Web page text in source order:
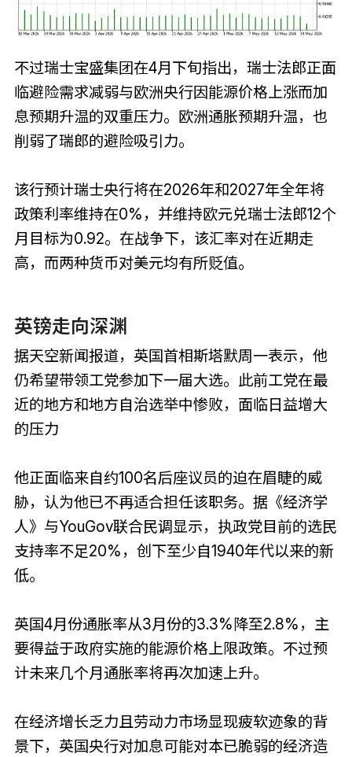
不过瑞士宝盛集团在4月下旬指出，瑞士法郎正面
临避险需求减弱与欧洲央行因能源价格上涨而加
息预期升温的双重压力。欧洲通胀预期升温，也
削弱了瑞郎的避险吸引力。
该行预计瑞士央行将在2026年和2027年全年将
政策利率维持在0%，并维持欧元兑瑞士法郎12个
月目标为0.92。在战争下，该汇率对在近期走
高，而两种货币对美元均有所贬值。
英镑走向深渊
据天空新闻报道，英国首相斯塔默周一表示，他
仍希望带领工党参加下一届大选。此前工党在最
近的地方和地方自治选举中惨败，面临日益增大
的压力
他正面临来自约100名后座议员的迫在眉睫的威
胁，认为他已不再适合担任该职务。据《经济学
人》与YouGov联合民调显示，执政党目前的选民
支持率不足20%，创下至少自1940年代以来的新
低。
英国4月份通胀率从3月份的3.3%降至2.8%，主
要得益于政府实施的能源价格上限政策。不过预
计未来几个月通胀率将再次加速上升。
在经济增长乏力且劳动力市场显现疲软迹象的背
景下，英国央行对加息可能对本已脆弱的经济造